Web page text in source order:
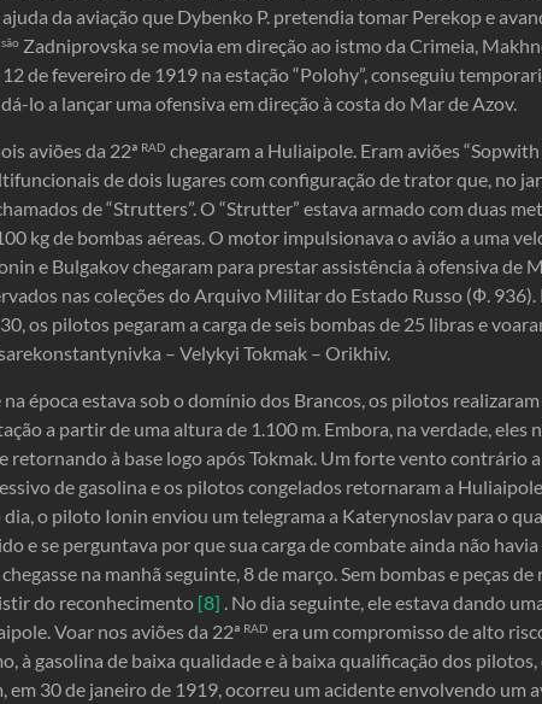
da aviação que Dybenko P. pretendia tomar Perekop e
Zadniprovska se movia em direção ao istmo da Crimeia,
de fevereiro de 1919 na estação “Polohy”, conseguiu
lo a lançar uma ofensiva em direção à costa do Mar de Azov.
aviões da 22ª RAD chegaram a Huliaipole. Eram aviões
de dois lugares com configuração de trator que, no
de “Strutters”. O “Strutter” estava armado com duas
kg de bombas aéreas. O motor impulsionava o avião a uma
e Bulgakov chegaram para prestar assistência à ofensiva de
nas coleções do Arquivo Militar do Estado Russo (Ф. 936).
os pilotos pegaram a carga de seis bombas de 25 libras e
– Velykyi Tokmak – Orikhiv.
época estava sob o domínio dos Brancos, os pilotos
a partir de uma altura de 1.100 m. Embora, na verdade, eles
retornando à base logo após Tokmak. Um forte vento contrário
de gasolina e os pilotos congelados retornaram a
o piloto Ionin enviou um telegrama a Katerynoslav para o
e se perguntava por que sua carga de combate ainda não
na manhã seguinte, 8 de março. Sem bombas e peças de
do reconhecimento [8] . No dia seguinte, ele estava dando
Voar nos aviões da 22ª RAD era um compromisso de alto
à gasolina de baixa qualidade e à baixa qualificação dos pilotos,
em 30 de janeiro de 1919, ocorreu um acidente envolvendo um